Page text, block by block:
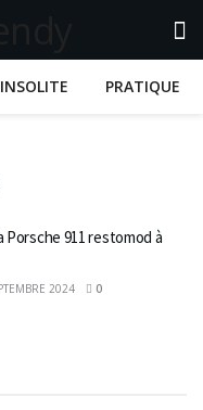
INSOLITE PRATIQUE
Porsche 911 restomod à
2024 0